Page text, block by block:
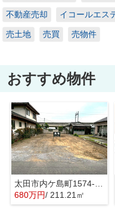
不動産売却 イコールエス
売土地 売買 売物件
おすすめ物件
680万円/ 211.21㎡